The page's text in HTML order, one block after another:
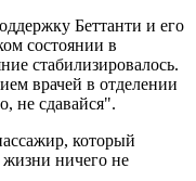
Беттанти и его
состоянии в
стабилизировалось.
врачей в отделении
не сдавайся".
который
жизни ничего не